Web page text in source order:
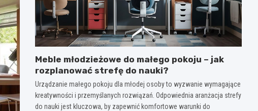
Meble młodzieżowe do małego pokoju – jak
rozplanować strefę do nauki?
Urządzanie małego pokoju dla młodej osoby to wyzwanie wymagające
kreatywności i przemyślanych rozwiązań. Odpowiednia aranżacja strefy
do nauki jest kluczowa, by zapewnić komfortowe warunki do